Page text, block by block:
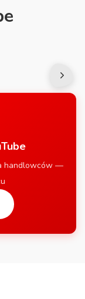
handlowców —